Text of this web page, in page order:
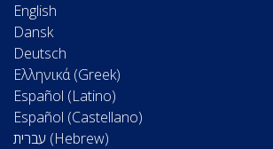
English
Dansk
Deutsch
Ελληνικά (Greek)
Español (Latino)
Español (Castellano)